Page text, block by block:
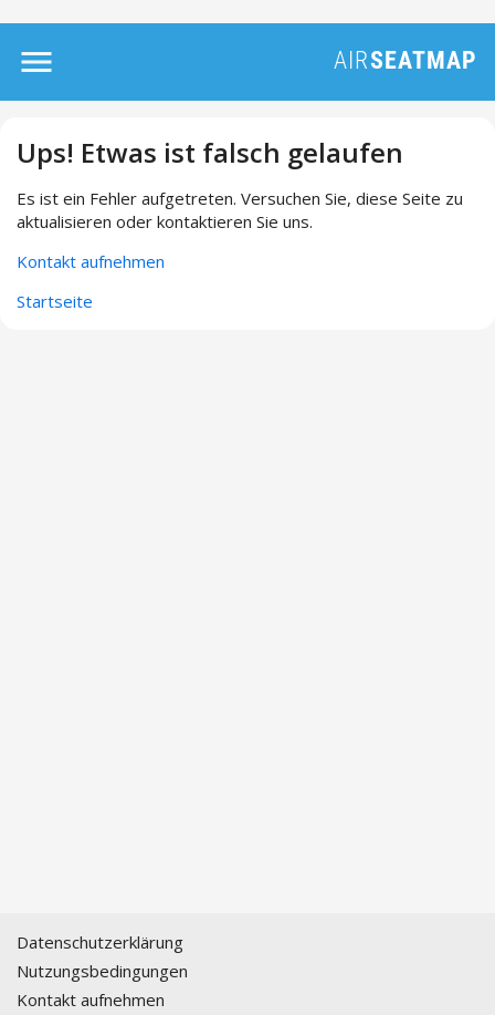
Ups! Etwas ist falsch gelaufen
Es ist ein Fehler aufgetreten. Versuchen Sie, diese Seite zu
aktualisieren oder kontaktieren Sie uns.
Kontakt aufnehmen
Startseite
Datenschutzerklärung
Nutzungsbedingungen
Kontakt aufnehmen